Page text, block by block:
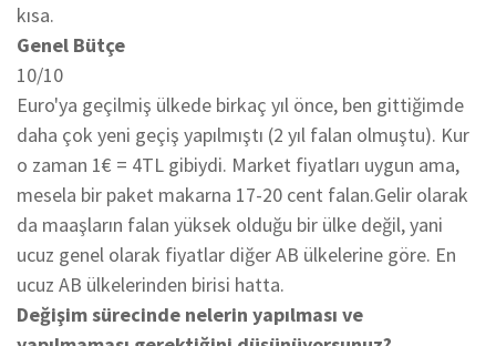
kısa.
Genel Bütçe
10/10
Euro'ya geçilmiş ülkede birkaç yıl önce, ben gittiğimde
daha çok yeni geçiş yapılmıştı (2 yıl falan olmuştu). Kur
o zaman 1€ = 4TL gibiydi. Market fiyatları uygun ama,
mesela bir paket makarna 17-20 cent falan.Gelir olarak
da maaşların falan yüksek olduğu bir ülke değil, yani
ucuz genel olarak fiyatlar diğer AB ülkelerine göre. En
ucuz AB ülkelerinden birisi hatta.
Değişim sürecinde nelerin yapılması ve